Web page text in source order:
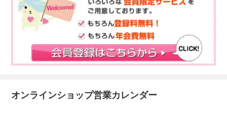
オンラインショップ営業カレンダー